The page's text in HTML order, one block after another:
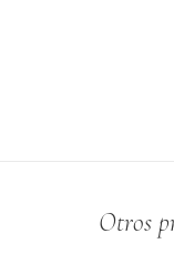
Otros